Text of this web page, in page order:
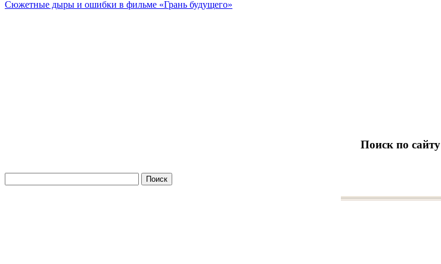
Сюжетные дыры и ошибки в фильме «Грань будущего»
Поиск по сайту